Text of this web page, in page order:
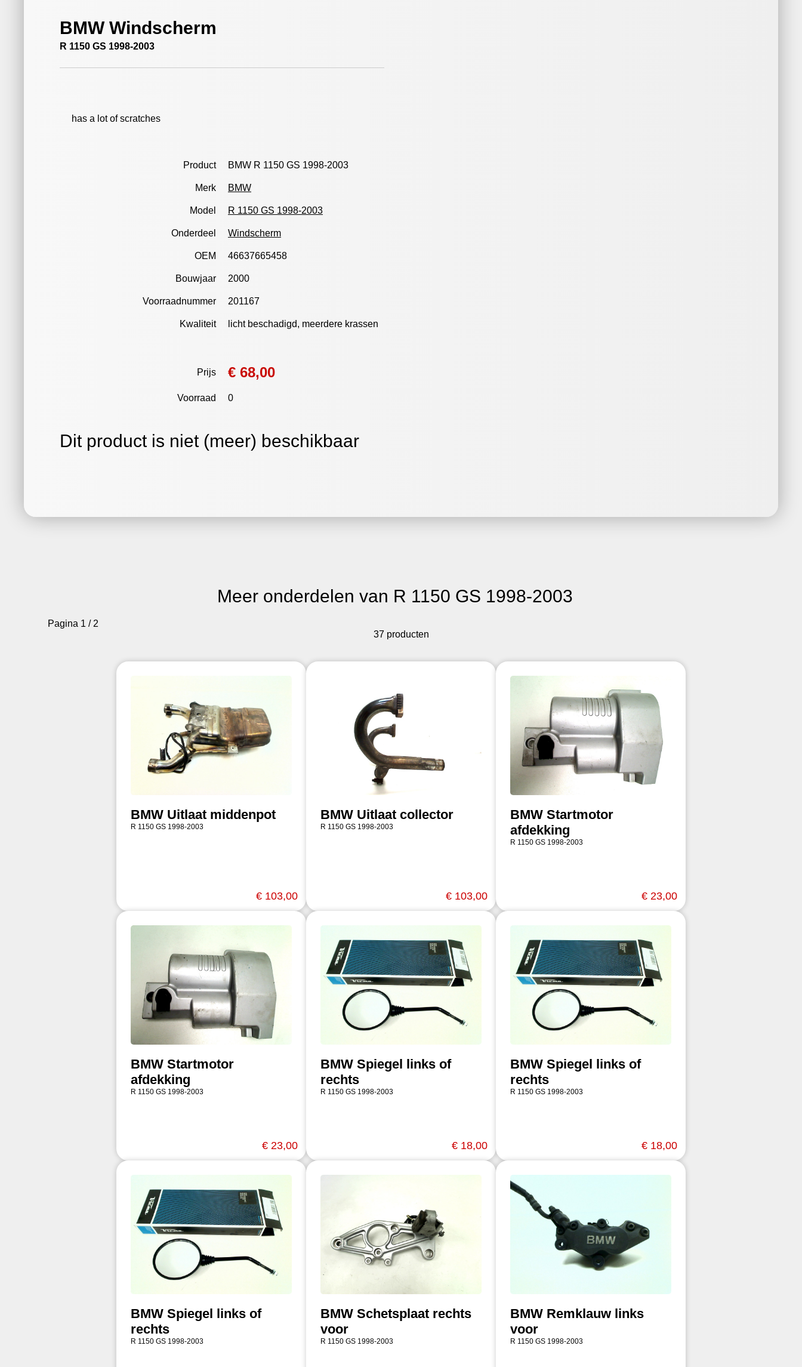
BMW Windscherm
R 1150 GS 1998-2003
has a lot of scratches
Product BMW R 1150 GS 1998-2003
Merk BMW
Model R 1150 GS 1998-2003
Onderdeel Windscherm
OEM 46637665458
Bouwjaar 2000
Voorraadnummer 201167
Kwaliteit licht beschadigd, meerdere krassen
Prijs € 68,00
Voorraad 0
Dit product is niet (meer) beschikbaar
Meer onderdelen van R 1150 GS 1998-2003
Pagina 1 / 2
37 producten
BMW Uitlaat middenpot
R 1150 GS 1998-2003
€ 103,00
BMW Uitlaat collector
R 1150 GS 1998-2003
€ 103,00
BMW Startmotor
afdekking
R 1150 GS 1998-2003
€ 23,00
BMW Startmotor
afdekking
R 1150 GS 1998-2003
€ 23,00
BMW Spiegel links of
rechts
R 1150 GS 1998-2003
€ 18,00
BMW Spiegel links of
rechts
R 1150 GS 1998-2003
€ 18,00
BMW Spiegel links of
rechts
R 1150 GS 1998-2003
BMW Schetsplaat rechts
voor
R 1150 GS 1998-2003
BMW Remklauw links
voor
R 1150 GS 1998-2003